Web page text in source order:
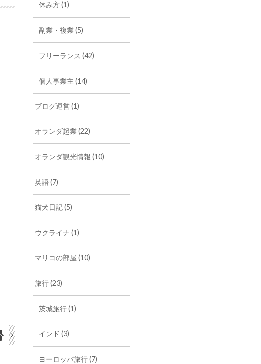
休み方(1)
副業・複業 (5)
フリーランス (42)
個人事業主 (14)
ブログ運営(1)
オランダ起業(22)
オランダ観光情報(10)
英語(7)
猫犬日記(5)
ウクライナ(1)
マリコの部屋(10)
旅行(23)
茨城旅行(1)
インド (3)
ヨーロッパ旅行(7)